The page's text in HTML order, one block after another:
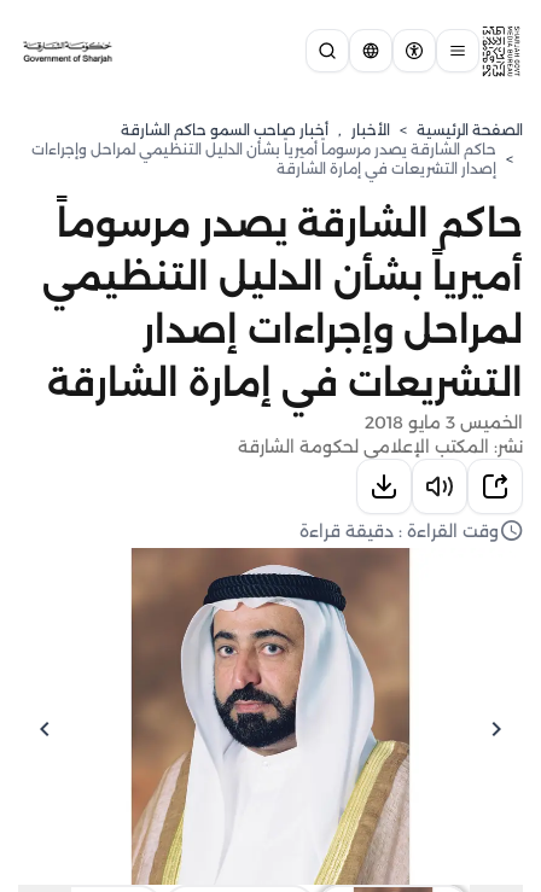
الصفحة الرئيسية > الأخبار , أخبار صاحب السمو حاكم الشارقة
>
حاكم الشارقة يصدر مرسوماً أميرياً بشأن الدليل التنظيمي لمراحل وإجراءات
إصدار التشريعات في إمارة الشارقة
حاكم الشارقة يصدر مرسوماً
أميرياً بشأن الدليل التنظيمي
لمراحل وإجراءات إصدار
التشريعات في إمارة الشارقة
الخميس 3 مايو 2018
نشر: المكتب الإعلامي لحكومة الشارقة
وقت القراءة : دقيقة قراءة